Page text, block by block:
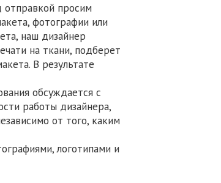
отправкой просим
фотографии или
наш дизайнер
на ткани, подберет
В результате
обсуждается с
работы дизайнера,
от того, каким
логотипами и